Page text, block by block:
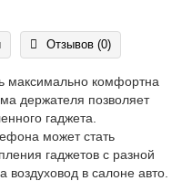
Отзывов (0)
максимально комфортна
держателя позволяет
гаджета.
может стать
гаджетов с разной
воздуховод в салоне авто.